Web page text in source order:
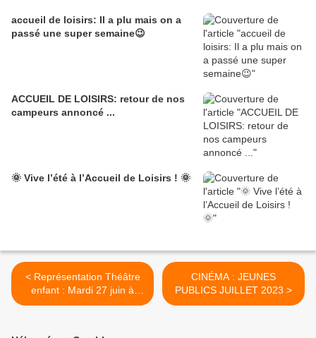
accueil de loisirs: Il a plu mais on a
passé une super semaine😉
ACCUEIL DE LOISIRS: retour de nos
campeurs annoncé ...
🌞 Vive l’été à l’Accueil de Loisirs ! 🌞
< Représentation Théâtre
enfant : Mardi 27 juin à
19h30
CINÉMA : JEUNES
PUBLICS JUILLET 2023 >